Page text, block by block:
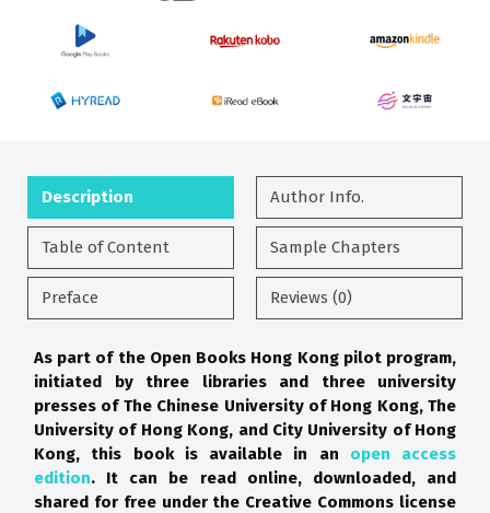
Description Author Info.
Table of Content Sample Chapters
Preface Reviews (0)
As part of the Open Books Hong Kong pilot program,
initiated by three libraries and three university
presses of The Chinese University of Hong Kong, The
University of Hong Kong, and City University of Hong
Kong, this book is available in an open access
edition. It can be read online, downloaded, and
shared for free under the Creative Commons license